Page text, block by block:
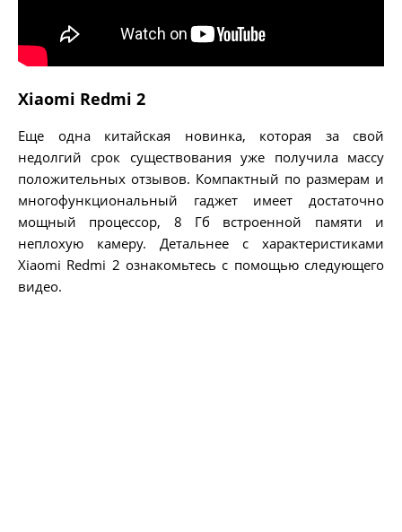
Xiaomi Redmi 2
Еще одна китайская новинка, которая за свой
недолгий срок существования уже получила массу
положительных отзывов. Компактный по размерам и
многофункциональный гаджет имеет достаточно
мощный процессор, 8 Гб встроенной памяти и
неплохую камеру. Детальнее с характеристиками
Xiaomi Redmi 2 ознакомьтесь с помощью следующего
видео.